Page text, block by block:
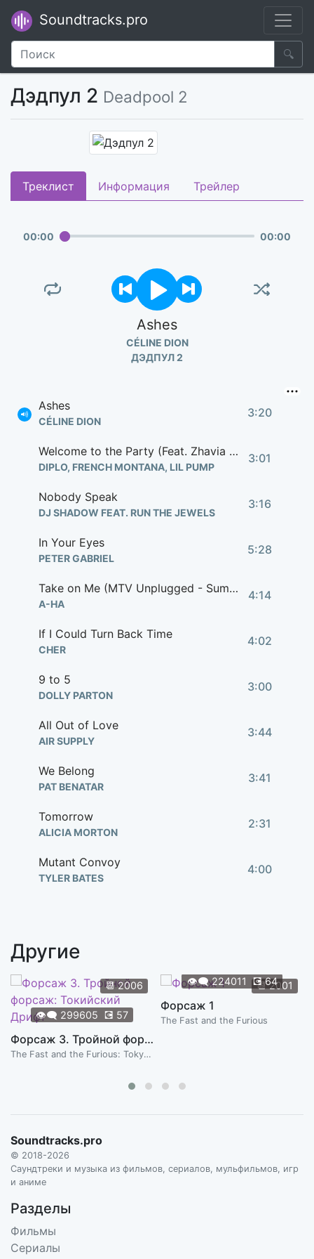
Soundtracks.pro
🔍
Дэдпул 2 Deadpool 2
Треклист Информация Трейлер
00:00 00:00
Ashes
CÉLINE DION
ДЭДПУЛ 2
Ashes
CÉLINE DION
3:20
Welcome to the Party (Feat. Zhavia Ward)
DIPLO, FRENCH MONTANA, LIL PUMP
3:01
Nobody Speak
DJ SHADOW FEAT. RUN THE JEWELS
3:16
In Your Eyes
PETER GABRIEL
5:28
Take on Me (MTV Unplugged - Summer Solstice)
A-HA
4:14
If I Could Turn Back Time
CHER
4:02
9 to 5
DOLLY PARTON
3:00
All Out of Love
AIR SUPPLY
3:44
We Belong
PAT BENATAR
3:41
Tomorrow
ALICIA MORTON
2:31
Mutant Convoy
TYLER BATES
4:00
X-Men Arrive
Fighting Dirty
TYLER BATES
Hello Super Powers
TYLER BATES
Vanessa
TYLER BATES
Weasel Interrogation
Holy S*** Balls
TYLER BATES
Другие
📆2006
👁️‍🗨️ 299605 💽 57
Форсаж 3. Тройной форсаж: Токийский Дрифт
The Fast and the Furious: Tokyo Drift
📆2001
👁️‍🗨️224011 💽64
Форсаж 1
The Fast and the Furious
Soundtracks.pro
© 2018-2026
Саундтреки и музыка из фильмов, сериалов, мульфильмов, игр
и аниме
Разделы
Фильмы
Сериалы